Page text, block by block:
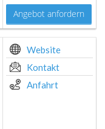
Angebot anfordern
Website
Kontakt
Anfahrt